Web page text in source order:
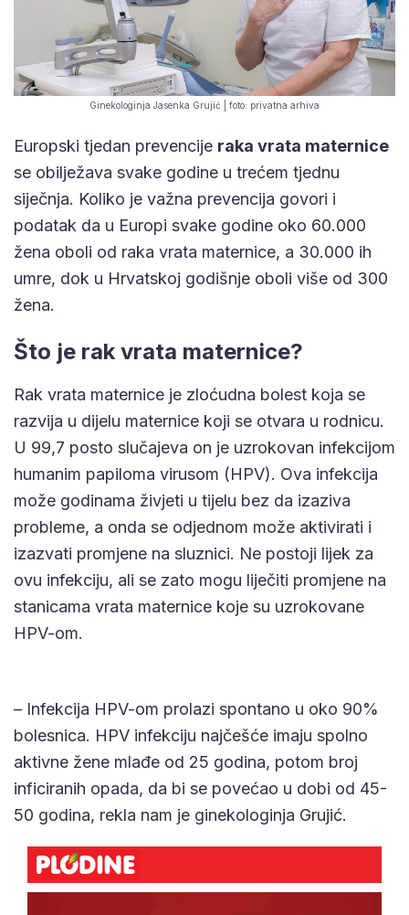
Ginekologinja Jasenka Grujić | foto: privatna arhiva
Europski tjedan prevencije raka vrata maternice
se obilježava svake godine u trećem tjednu
siječnja. Koliko je važna prevencija govori i
podatak da u Europi svake godine oko 60.000
žena oboli od raka vrata maternice, a 30.000 ih
umre, dok u Hrvatskoj godišnje oboli više od 300
žena.
Što je rak vrata maternice?
Rak vrata maternice je zloćudna bolest koja se
razvija u dijelu maternice koji se otvara u rodnicu.
U 99,7 posto slučajeva on je uzrokovan infekcijom
humanim papiloma virusom (HPV). Ova infekcija
može godinama živjeti u tijelu bez da izaziva
probleme, a onda se odjednom može aktivirati i
izazvati promjene na sluznici. Ne postoji lijek za
ovu infekciju, ali se zato mogu liječiti promjene na
stanicama vrata maternice koje su uzrokovane
HPV-om.
– Infekcija HPV-om prolazi spontano u oko 90%
bolesnica. HPV infekciju najčešće imaju spolno
aktivne žene mlađe od 25 godina, potom broj
inficiranih opada, da bi se povećao u dobi od 45-
50 godina, rekla nam je ginekologinja Grujić.